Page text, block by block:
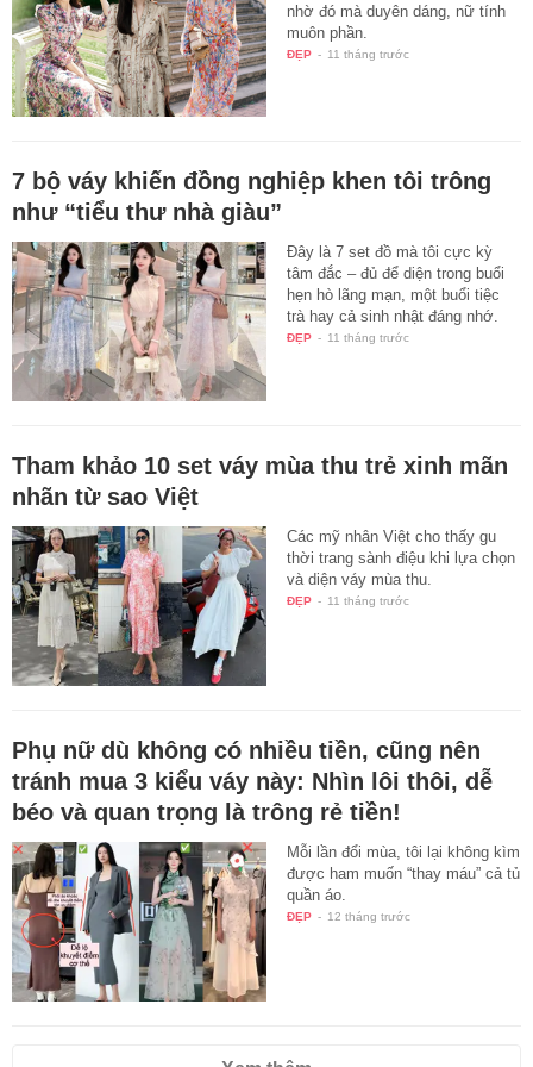
nhờ đó mà duyên dáng, nữ tính
muôn phần.
ĐẸP - 11 tháng trước
7 bộ váy khiến đồng nghiệp khen tôi trông
như “tiểu thư nhà giàu”
Đây là 7 set đồ mà tôi cực kỳ
tâm đắc – đủ để diện trong buổi
hẹn hò lãng mạn, một buổi tiệc
trà hay cả sinh nhật đáng nhớ.
ĐẸP - 11 tháng trước
Tham khảo 10 set váy mùa thu trẻ xinh mãn
nhãn từ sao Việt
Các mỹ nhân Việt cho thấy gu
thời trang sành điệu khi lựa chọn
và diện váy mùa thu.
ĐẸP - 11 tháng trước
Phụ nữ dù không có nhiều tiền, cũng nên
tránh mua 3 kiểu váy này: Nhìn lôi thôi, dễ
béo và quan trọng là trông rẻ tiền!
Mỗi lần đổi mùa, tôi lại không kìm
được ham muốn “thay máu” cả tủ
quần áo.
ĐẸP - 12 tháng trước